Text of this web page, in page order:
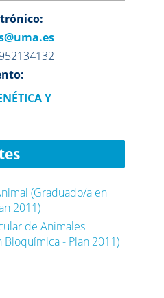
Y
(Graduado/a en
2011)
de Animales
Bioquímica - Plan 2011)